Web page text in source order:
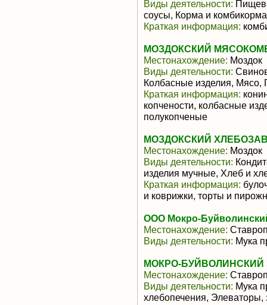
Виды деятельности:
соусы, Корма и комбикорма
Краткая информация:
МОЗДОКСКИЙ
Местонахождение: Моздок
Виды деятельности:
Колбасные изделия,
Краткая информация:
копчености, колбасные
полукопченые
МОЗДОКСКИЙ
Местонахождение: Моздок
Виды деятельности:
изделия мучные, Хлеб и
Краткая информация:
и коврижки, торты и
ООО Мокро-
Местонахождение:
Виды деятельности: Мука
МОКРО-БУЙВОЛИНСКИЙ
Местонахождение:
Виды деятельности: Мука
хлебопечения,